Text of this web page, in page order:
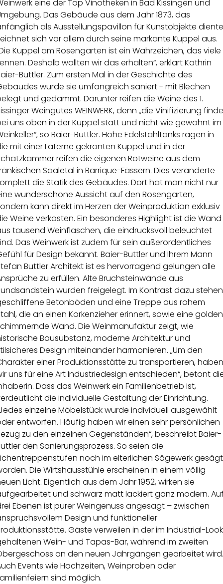
eine der Top Vinotheken in Bad Kissingen und
Das Gebäude aus dem Jahr 1873, das
als Ausstellungspavillon für Kunstobjekte
sich vor allem durch seine markante Kuppel aus.
Kuppel am Rosengarten ist ein Wahrzeichen, das viele
Deshalb wollten wir das erhalten“, erklärt Kathrin
Buttler. Zum ersten Mal in der Geschichte des
wurde sie umfangreich saniert - mit Blechen
und gedämmt. Darunter reifen die Weine des 1.
Weingutes WEINWERK, denn „die Vinifizierung
uns oben in der Kuppel statt und nicht wie gewohnt im
so Baier-Buttler. Hohe Edelstahltanks ragen in
mit einer Laterne gekrönten Kuppel und in der
reifen die eigenen Rotweine aus dem
Saaletal in Barrique-Fässern. Dies veränderte
die Statik des Gebäudes. Dort hat man nicht nur
wunderschöne Aussicht auf den Rosengarten,
kann direkt im Herzen der Weinproduktion exklusiv
Weine verkosten. Ein besonderes Highlight ist die Wand
tausend Weinflaschen, die eindrucksvoll beleuchtet
Das Weinwerk ist zudem für sein außerordentliches
für Design bekannt. Baier-Buttler und Ihrem Mann
Buttler Architekt ist es hervorragend gelungen alle
zu erfüllen. Alte Bruchsteinwände aus
wurden freigelegt. Im Kontrast dazu stehen
Betonböden und eine Treppe aus rohem
die an einen Korkenzieher erinnert, sowie eine golden
Wand. Die Weinmanufaktur zeigt, wie
Bausubstanz, moderne Architektur und
Design miteinander harmonieren. „Um den
einer Produktionsstätte zu transportieren, haben
uns für eine Art Industriedesign entschieden“, betont
Dass das Weinwerk ein Familienbetrieb ist,
die individuelle Gestaltung der Einrichtung.
einzelne Möbelstück wurde individuell ausgewählt
entworfen. Häufig haben wir einen sehr persönlichen
zu den einzelnen Gegenständen“, beschreibt Baier-
den Sanierungsprozess. So seien die
noch im elterlichen Sägewerk gesägt
Die Wirtshausstühle erscheinen in einem völlig
Licht. Eigentlich aus dem Jahr 1952, wirken sie
und schwarz matt lackiert ganz modern.
Ebenen ist purer Weingenuss angesagt – zwischen
Design und funktioneller
Gäste verweilen in der im Industrial-Look
Wein- und Tapas-Bar, während im zweiten
an den neuen Jahrgängen gearbeitet wird.
Events wie Hochzeiten, Weinproben oder
sind möglich.